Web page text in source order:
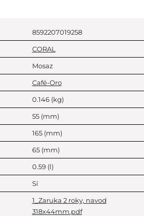
8592207019258
CORAL
Mosaz
Café-Oro
0.146 (kg)
55 (mm)
165 (mm)
65 (mm)
0.59 (l)
Sí
1_Zaruka 2 roky, navod
318x44mm.pdf